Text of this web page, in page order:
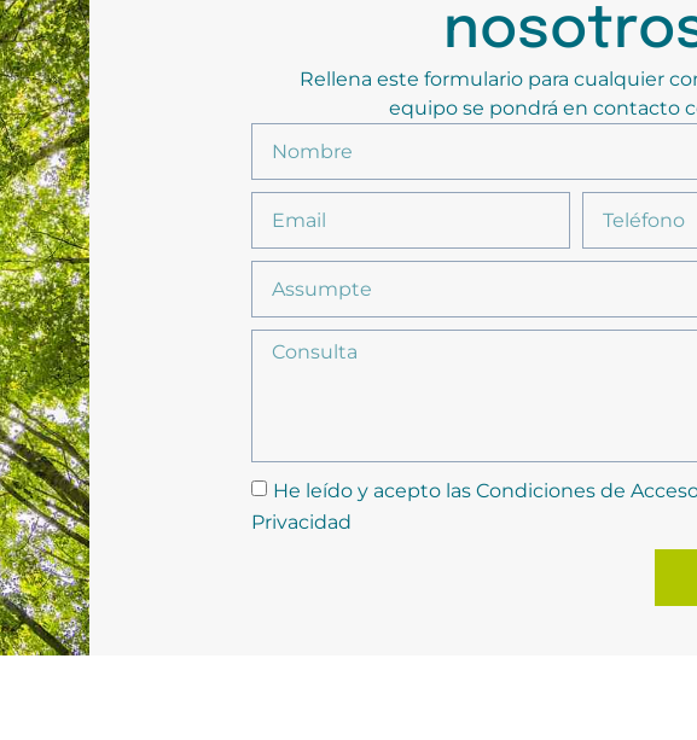
Rellena este formulario para cualquier
equipo se pondrá en contacto
He leído y acepto las Condiciones de
Privacidad